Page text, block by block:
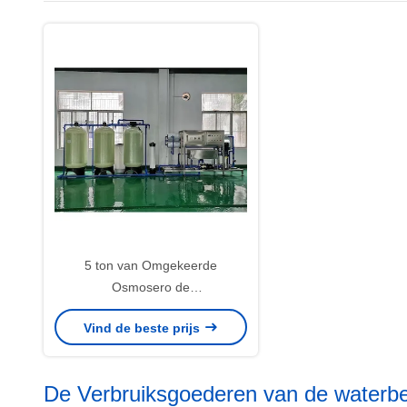
5 ton van Omgekeerde
Osmosero de
Waterzuiveringsinstallatie5000lph
met Verklaard Ce
Vind de beste prijs
De Verbruiksgoederen van de